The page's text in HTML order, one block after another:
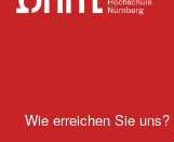
Wie erreichen Sie uns?